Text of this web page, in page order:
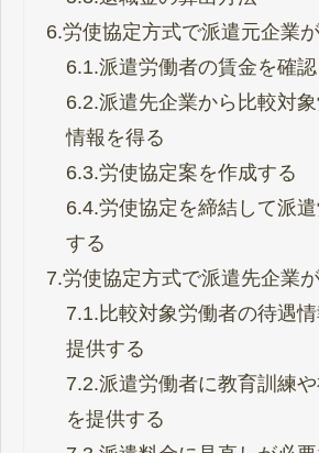
6.労使協定方式で派遣元企業
6.1.派遣労働者の賃金を確
6.2.派遣先企業から比較対
情報を得る
6.3.労使協定案を作成する
6.4.労使協定を締結して派
する
7.労使協定方式で派遣先企業
7.1. 比較対象労働者の待遇
提供する
7.2.派遣労働者に教育訓練
を提供する